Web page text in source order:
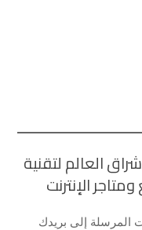
العالم لتقنية
الإنترنت
المرسلة إلى بريدك